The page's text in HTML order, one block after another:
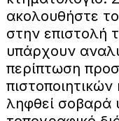
ακολουθήστε
στην επιστολή
υπάρχουν
περίπτωση
ληφθεί σοβαρά